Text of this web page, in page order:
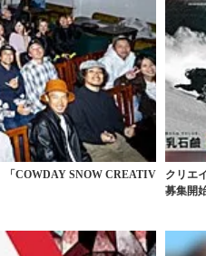
「COWDAY SNOW CREATIV
クリエ
募集開